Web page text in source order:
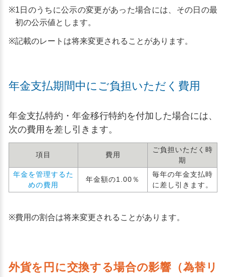
※1日のうちに公示の変更があった場合には、その日の最
初の公示値とします。
※記載のレートは将来変更されることがあります。
年金支払期間中にご負担いただく費用
年金支払特約・年金移行特約を付加した場合には、
次の費用を差し引きます。
項目 費用
ご負担いただく時
期
年金を管理するた
めの費用
年金額の1.00％
毎年の年金支払時
に差し引きます。
※費用の割合は将来変更されることがあります。
外貨を円に交換する場合の影響（為替リ